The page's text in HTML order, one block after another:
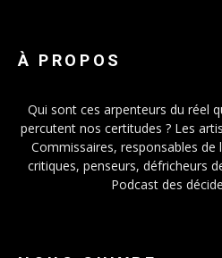
À PROPOS
Qui sont ces arpenteurs du réel
percutent nos certitudes ? Les
Commissaires, responsables
critiques, penseurs, défricheurs
Podcast des